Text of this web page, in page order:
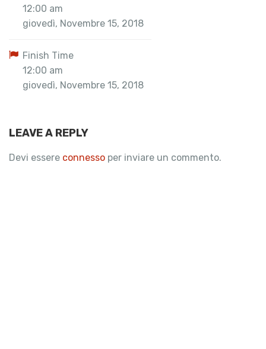
12:00 am
giovedì, Novembre 15, 2018
Finish Time
12:00 am
giovedì, Novembre 15, 2018
LEAVE A REPLY
Devi essere connesso per inviare un commento.